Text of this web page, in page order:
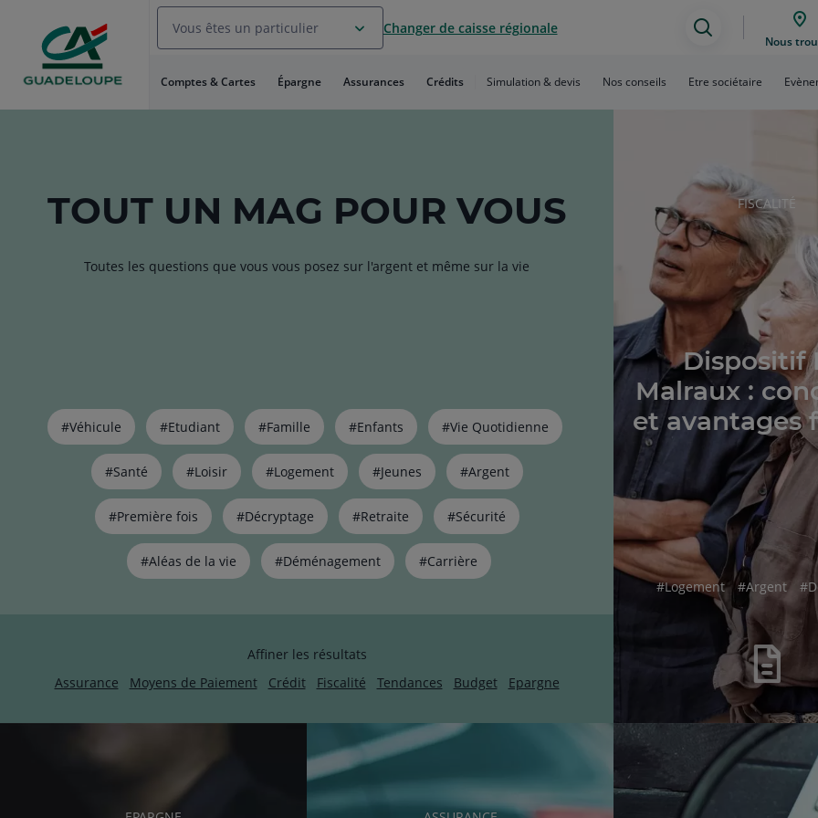
au
Menu
Aller au
Contenu
Vous êtes un particulier Changer de caisse régionale
Assistance
de
recherche
Nous
Comptes & Cartes Épargne Assurances Crédits Simulation & devis Nos conseils Etre sociétaire
TOUT UN MAG POUR VOUS
Toutes les questions que vous vous posez sur l'argent et même sur la vie
Liste
de
lien
#Véhicule #Etudiant #Famille #Enfants #Vie Quotidienne
#Santé #Loisir #Logement #Jeunes #Argent
#Première fois #Décryptage #Retraite #Sécurité
#Aléas de la vie #Déménagement #Carrière
Affiner les résultats
Assurance
Moyens de Paiement Crédit Fiscalité Tendances Budget Epargne
RUBRIQUE
DE
L'ARTICLE
FISCALITÉ
Dispositif
Malraux :
et avantages
hashtag
#Logement hashtag
#Argent #